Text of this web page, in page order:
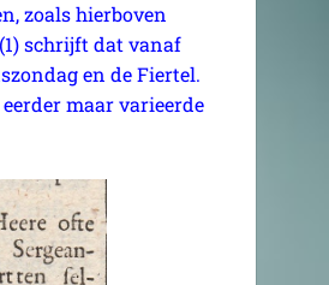
zoals hierboven
schrijft dat vanaf
en de Fiertel.
maar varieerde